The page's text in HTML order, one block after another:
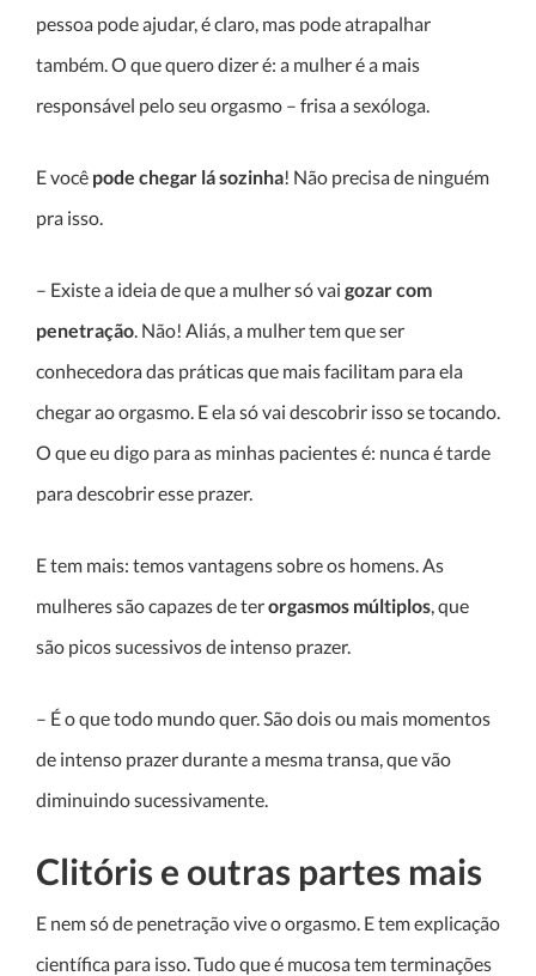
pessoa pode ajudar, é claro, mas pode atrapalhar
também. O que quero dizer é: a mulher é a mais
responsável pelo seu orgasmo – frisa a sexóloga.
E você pode chegar lá sozinha! Não precisa de ninguém
pra isso.
– Existe a ideia de que a mulher só vai gozar com
penetração. Não! Aliás, a mulher tem que ser
conhecedora das práticas que mais facilitam para ela
chegar ao orgasmo. E ela só vai descobrir isso se tocando.
O que eu digo para as minhas pacientes é: nunca é tarde
para descobrir esse prazer.
E tem mais: temos vantagens sobre os homens. As
mulheres são capazes de terorgasmos múltiplos, que
são picos sucessivos de intenso prazer.
– É o que todo mundo quer. São dois ou mais momentos
de intenso prazer durante a mesma transa, que vão
diminuindo sucessivamente.
Clitóris e outras partes mais
E nem só de penetração vive o orgasmo. E tem explicação
científica para isso. Tudo que é mucosa tem terminações